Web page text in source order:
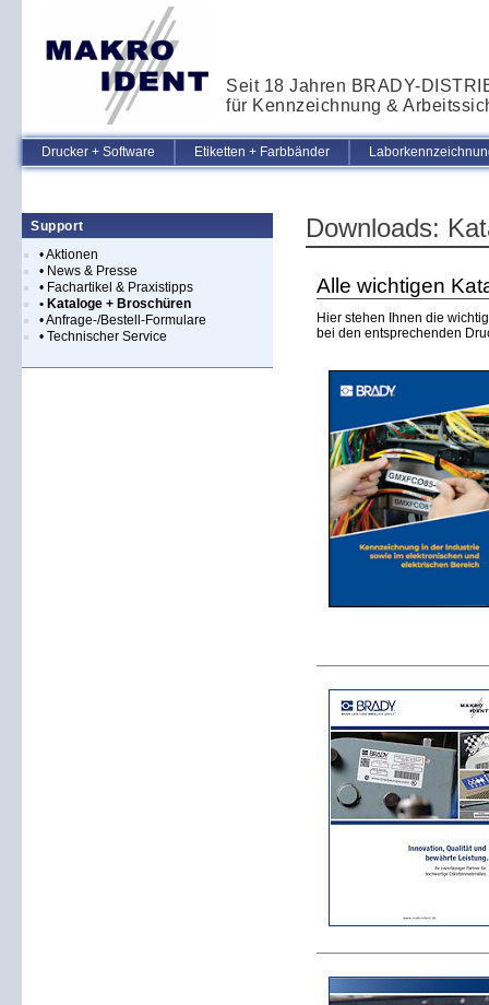
Seit 18 Jahren BRADY-
für Kennzeichnung &
Drucker + Software Etiketten + Farbbänder
Support
• Aktionen
• News & Presse
• Fachartikel & Praxistipps
• Kataloge + Broschüren
• Anfrage-/Bestell-Formulare
• Technischer Service
Downloads:
Alle wichtigen
Hier stehen Ihnen die
bei den entsprechenden